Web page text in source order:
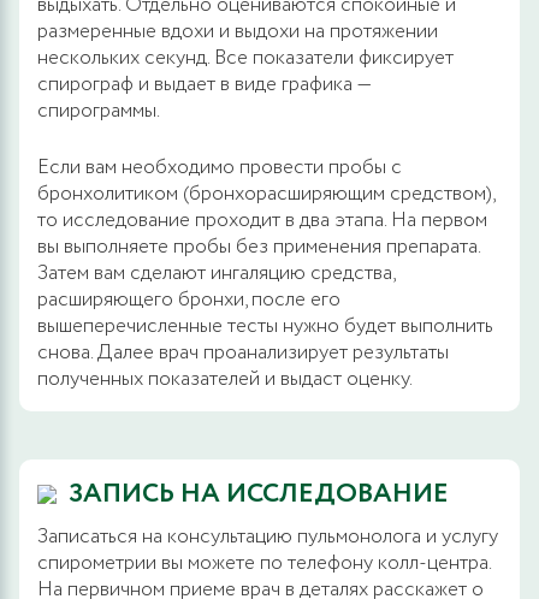
размеренные вдохи и выдохи на протяжении
нескольких секунд. Все показатели фиксирует
спирограф и выдает в виде графика —
спирограммы.
Если вам необходимо провести пробы с
бронхолитиком (бронхорасширяющим средством),
то исследование проходит в два этапа. На первом
вы выполняете пробы без применения препарата.
Затем вам сделают ингаляцию средства,
расширяющего бронхи, после его
вышеперечисленные тесты нужно будет выполнить
снова. Далее врач проанализирует результаты
полученных показателей и выдаст оценку.
ЗАПИСЬ НА ИССЛЕДОВАНИЕ
Записаться на консультацию пульмонолога и услугу
спирометрии вы можете по телефону колл-центра.
На первичном приеме врач в деталях расскажет о